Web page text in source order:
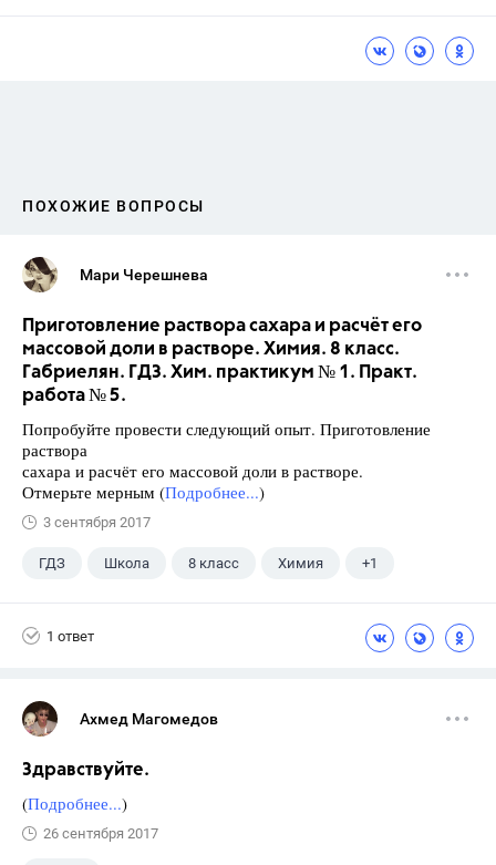
ПОХОЖИЕ ВОПРОСЫ
Мари Черешнева
Приготовление раствора сахара и расчёт его
массовой доли в растворе. Химия. 8 класс.
Габриелян. ГДЗ. Хим. практикум № 1. Практ.
работа № 5.
Попробуйте провести следующий опыт. Приготовление
раствора
сахара и расчёт его массовой доли в растворе.
Отмерьте мерным (Подробнее...)
3 сентября 2017
ГДЗ Школа 8 класс Химия +1
1 ответ
Ахмед Магомедов
Здравствуйте.
(Подробнее...)
26 сентября 2017